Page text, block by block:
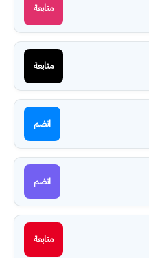
متابعة
متابعة
انضم
انضم
متابعة